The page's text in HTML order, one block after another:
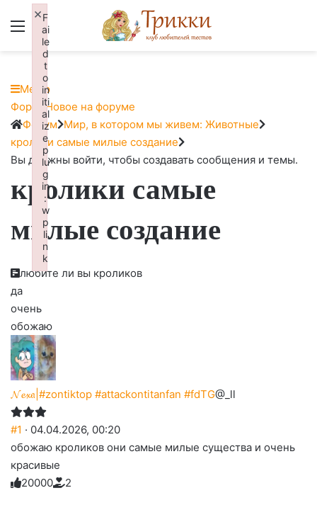
МенюВход
Меню
Навигация
Форума
ФорумНовое на форуме
Форум
breadcrumbs
-
здесь:
Форум Мир, в котором мы живем: Животные
кролики самые милые создание
Вы должны войти, чтобы создавать сообщения и темы.
кролики самые
милые создание
любите ли вы кроликов
да
очень
обожаю
𝓝𝓮𝔁𝔞|#zontiktop #attackontitanfan #fdTG@_ll
#1 · 04.04.2026, 00:20
обожаю кроликов они самые милые существа и очень
красивые
Голосуйте
2
Нажмите
0
Нажмите
0
Нажмите
0
Нажмите
0
Нажмите
2
F
ai
le
d
t
o
in
iti
al
iz
e
p
lu
g
in
:
w
p
li
n
k
×
Failed to initialize plugin: wplink